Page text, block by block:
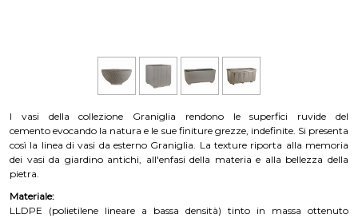
I vasi della collezione Graniglia rendono le superfici ruvide del
cemento evocando la natura e le sue finiture grezze, indefinite. Si presenta
così la linea di vasi da esterno Graniglia. La texture riporta alla memoria
dei vasi da giardino antichi, all'enfasi della materia e alla bellezza della
pietra.
Materiale:
LLDPE (polietilene lineare a bassa densità) tinto in massa ottenuto